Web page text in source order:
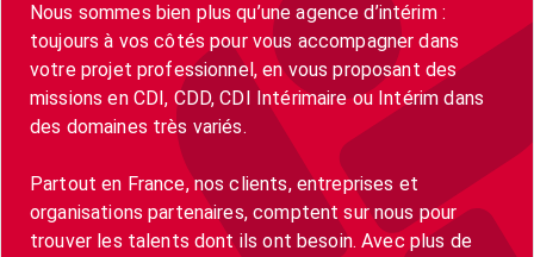
Nous sommes bien plus qu’une agence d’intérim :
toujours à vos côtés pour vous accompagner dans
votre projet professionnel, en vous proposant des
missions en CDI, CDD, CDI Intérimaire ou Intérim dans
des domaines très variés.
Partout en France, nos clients, entreprises et
organisations partenaires, comptent sur nous pour
trouver les talents dont ils ont besoin. Avec plus de